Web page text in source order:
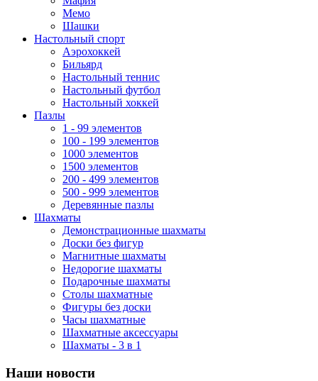
Мемо
Шашки
Настольный спорт
Аэрохоккей
Бильярд
Настольный теннис
Настольный футбол
Настольный хоккей
Пазлы
1 - 99 элементов
100 - 199 элементов
1000 элементов
1500 элементов
200 - 499 элементов
500 - 999 элементов
Деревянные пазлы
Шахматы
Демонстрационные шахматы
Доски без фигур
Магнитные шахматы
Недорогие шахматы
Подарочные шахматы
Столы шахматные
Фигуры без доски
Часы шахматные
Шахматные аксессуары
Шахматы - 3 в 1
Наши новости